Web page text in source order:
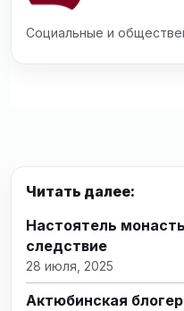
Социальные и
Читать далее:
Настоятель
следствие
28 июля, 2025
Актюбинская